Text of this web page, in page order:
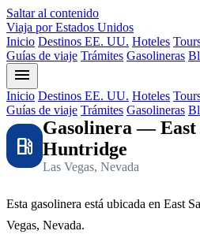
Saltar al contenido
Viaja por Estados Unidos
Inicio Destinos EE. UU. Hoteles
Guías de viaje Trámites Gasolineras
menu
Inicio Destinos EE. UU. Hoteles
Guías de viaje Trámites Gasolineras
local_gas_station
Gasolinera — East
Huntridge
Las Vegas, Nevada
Esta gasolinera está ubicada en East
Vegas, Nevada.